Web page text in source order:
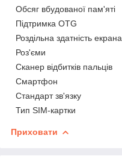
Обсяг вбудованої пам'яті
Підтримка OTG
Роздільна здатність екрана
Роз'єми
Сканер відбитків пальців
Смартфон
Стандарт зв'язку
Тип SIM-картки
Приховати